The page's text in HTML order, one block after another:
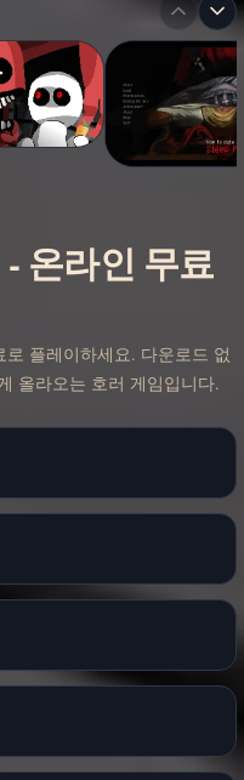
온라인 무료
로 플레이하세요. 다운로드 없
올라오는 호러 게임입니다.